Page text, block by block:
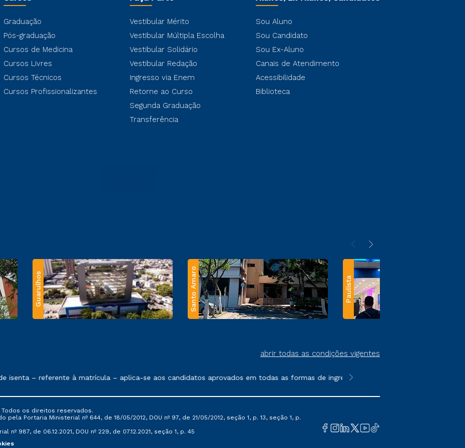
Graduação
Pós-graduação
Cursos de Medicina
Cursos Livres
Cursos Técnicos
Cursos Profissionalizantes
Vestibular Mérito
Vestibular Múltipla Escolha
Vestibular Solidário
Vestibular Redação
Ingresso via Enem
Retorne ao Curso
Segunda Graduação
Transferência
Sou Aluno
Sou Candidato
Sou Ex-Aluno
Canais de Atendimento
Acessibilidade
Biblioteca
Guarulhos Santo Amaro Paulista
abrir todas as condições vigentes
exposto no contrato de prestação de serviços.
– referente à matrícula – aplica-se aos candidatos aprovados em todas as formas de ingresso, exceto na prova on-line ou
**Semipresencial e EAD são
Todos os direitos reservados.
pela Portaria Ministerial nº 644, de 18/05/2012, DOU nº 97, de 21/05/2012, seção 1, p. 13, seção 1, p.
987, de 06.12.2021, DOU nº 229, de 07.12.2021, seção 1, p. 45